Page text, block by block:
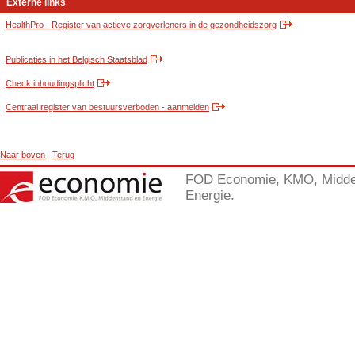
Externe links
HealthPro - Register van actieve zorgverleners in de gezondheidszorg
Publicaties in het Belgisch Staatsblad
Check inhoudingsplicht
Centraal register van bestuursverboden - aanmelden
Naar boven Terug
FOD Economie, KMO,
Energie.